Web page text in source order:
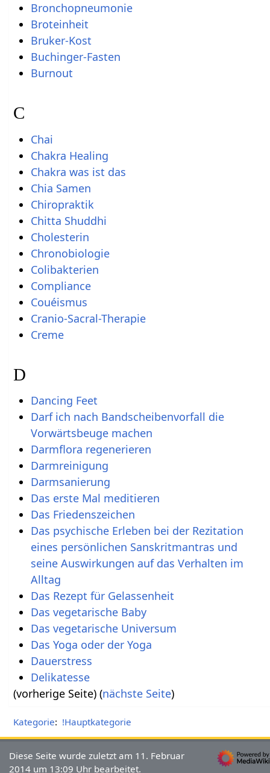
Bronchopneumonie
Broteinheit
Bruker-Kost
Buchinger-Fasten
Burnout
C
Chai
Chakra Healing
Chakra was ist das
Chia Samen
Chiropraktik
Chitta Shuddhi
Cholesterin
Chronobiologie
Colibakterien
Compliance
Couéismus
Cranio-Sacral-Therapie
Creme
D
Dancing Feet
Darf ich nach Bandscheibenvorfall die
Vorwärtsbeuge machen
Darmflora regenerieren
Darmreinigung
Darmsanierung
Das erste Mal meditieren
Das Friedenszeichen
Das psychische Erleben bei der Rezitation
eines persönlichen Sanskritmantras und
seine Auswirkungen auf das Verhalten im
Alltag
Das Rezept für Gelassenheit
Das vegetarische Baby
Das vegetarische Universum
Das Yoga oder der Yoga
Dauerstress
Delikatesse
(vorherige Seite) (nächste Seite)
Kategorie: !Hauptkategorie
Diese Seite wurde zuletzt am 11. Februar
2014 um 13:09 Uhr bearbeitet.